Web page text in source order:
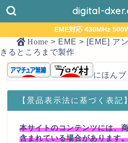
digital-
EME対応 430MHz
Home > EME > [EME] ア
きるところまで製作
にほん
【景品表示法に基づく表記】
本サイトのコンテンツには、
含まれている場合があります